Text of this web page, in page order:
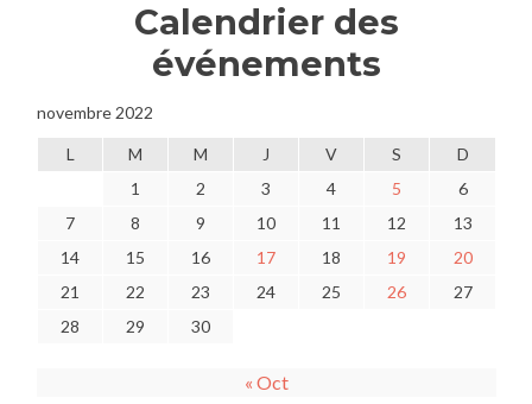
Calendrier des
événements
novembre 2022
L M M J V S
D
1
2 3 4 5
6
7
8 9 10 11 12
13
14
15 16 17 18 19
20
21
22 23 24 25 26
27
28
29 30
« Oct